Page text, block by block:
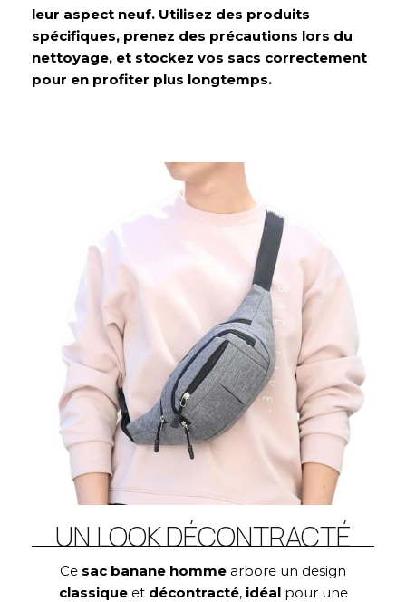
leur aspect neuf. Utilisez des produits
spécifiques, prenez des précautions lors du
nettoyage, et stockez vos sacs correctement
pour en profiter plus longtemps.
UN LOOK DÉCONTRACTÉ
Ce sac banane homme arbore un design
classiqueet décontracté, idéalpour une